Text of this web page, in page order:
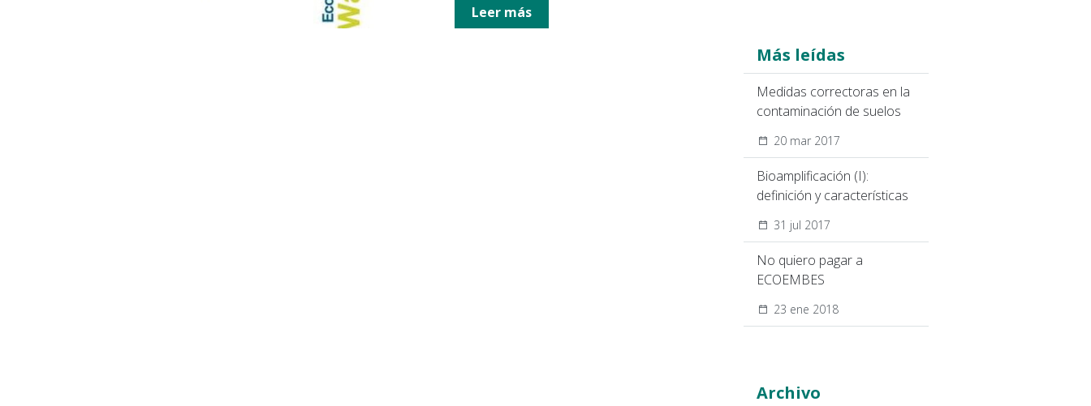
Más leídas
Medidas correctoras en la
contaminación de suelos
20 mar 2017
Bioamplificación (I):
definición y características
31 jul 2017
No quiero pagar a
ECOEMBES
23 ene 2018
Archivo
Leer más